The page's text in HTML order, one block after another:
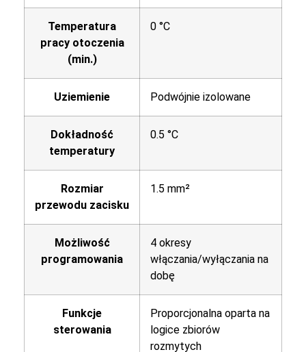
Temperatura
pracy otoczenia
(min.)
0 °C
Uziemienie Podwójnie izolowane
Dokładność
temperatury
0.5 °C
Rozmiar
przewodu zacisku
1.5 mm²
Możliwość
programowania
4 okresy
włączania/wyłączania na
dobę
Funkcje
sterowania
Proporcjonalna oparta na
logice zbiorów
rozmytych